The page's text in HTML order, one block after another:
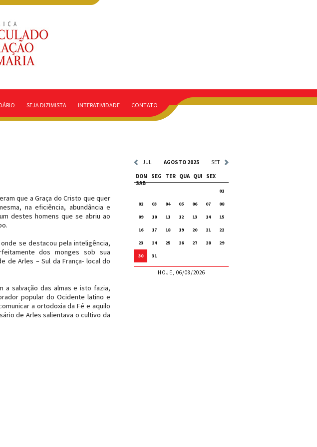
SEJA DIZIMISTA INTERATIVIDADE CONTATO
JUL AGOSTO 2025
SET
DOM
SEG TER QUA QUI
SEX
SAB
01
02
03 04 05 06 07
08
09
10 11 12 13 14
15
16
17 18 19 20 21
22
23
24 25 26 27 28
29
30
31
HOJE, 06/08/2026
que a Graça do Cristo que quer
na eficiência, abundância e
destes homens que se abriu ao
se destacou pela inteligência,
dos monges sob sua
de Arles – Sul da França- local do
a salvação das almas e isto fazia,
popular do Ocidente latino e
a ortodoxia da Fé e aquilo
de Arles salientava o cultivo da